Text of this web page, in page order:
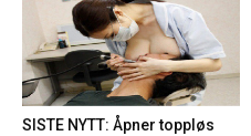
SISTE NYTT: Åpner toppløs